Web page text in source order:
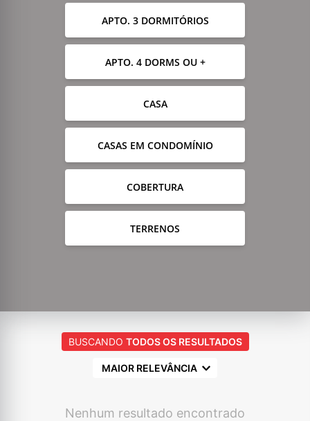
APTO. 3 DORMITÓRIOS
APTO. 4 DORMS OU +
CASA
CASAS EM CONDOMÍNIO
COBERTURA
TERRENOS
BUSCANDO TODOS OS RESULTADOS
MAIOR RELEVÂNCIA
Nenhum resultado encontrado